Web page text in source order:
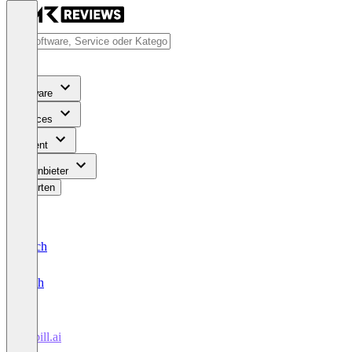
Software
Services
Content
Für Anbieter
Bewerten
Deutsch
English
Sybill.ai